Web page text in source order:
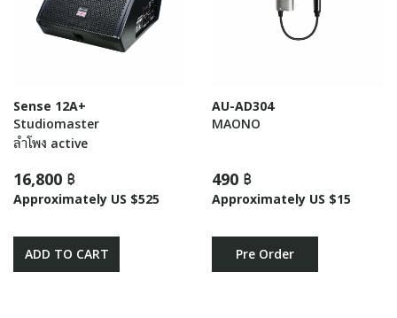
Sense 12A+
Studiomaster
ลำโพง active
16,800 ฿
Approximately US $525
ADD TO CART
AU-AD304
MAONO
490 ฿
Approximately US $15
Pre Order